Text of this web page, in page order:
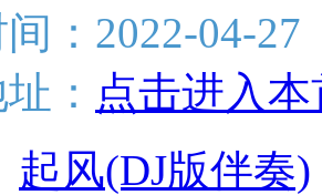
间：2022-04-27
： 点击进入
起风(DJ版伴奏)